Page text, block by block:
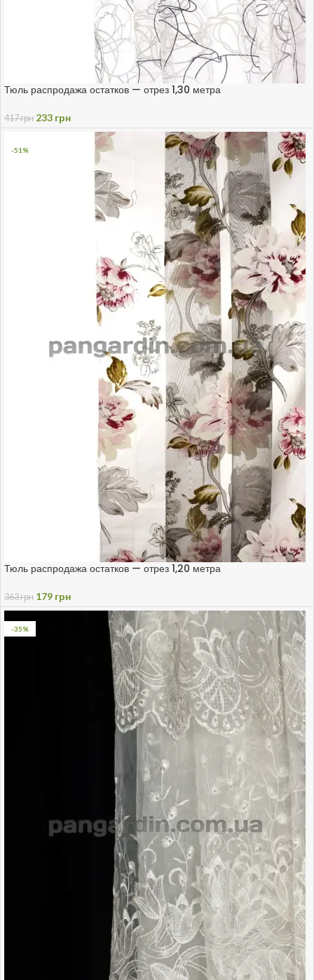
Тюль распродажа остатков — отрез 1,30 метра
417грн 233 грн
-51%
Тюль распродажа остатков — отрез 1,20 метра
363грн 179 грн
-35%